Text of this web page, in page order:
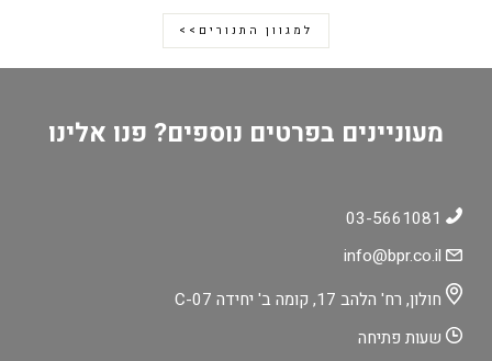
למגוון התנורים>>
מעוניינים בפרטים נוספים? פנו אלינו
חולון, רח' הלהב 17, קומה ב' יחידה C-07
שעות פתיחה